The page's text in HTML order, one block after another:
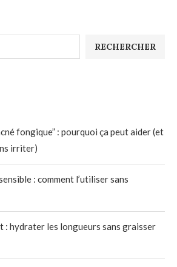
RECHERCHER
fongique” : pourquoi ça peut aider (et
irriter)
: comment l’utiliser sans
: hydrater les longueurs sans graisser